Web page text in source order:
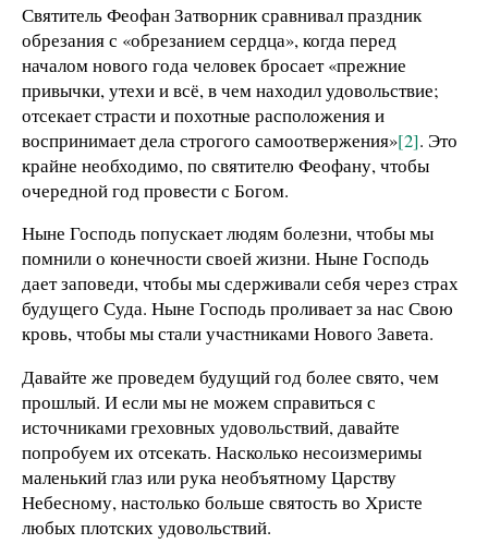
Святитель Феофан Затворник сравнивал праздник
обрезания с «обрезанием сердца», когда перед
началом нового года человек бросает «прежние
привычки, утехи и всё, в чем находил удовольствие;
отсекает страсти и похотные расположения и
воспринимает дела строгого самоотвержения»[2]. Это
крайне необходимо, по святителю Феофану, чтобы
очередной год провести с Богом.
Ныне Господь попускает людям болезни, чтобы мы
помнили о конечности своей жизни. Ныне Господь
дает заповеди, чтобы мы сдерживали себя через страх
будущего Суда. Ныне Господь проливает за нас Свою
кровь, чтобы мы стали участниками Нового Завета.
Давайте же проведем будущий год более свято, чем
прошлый. И если мы не можем справиться с
источниками греховных удовольствий, давайте
попробуем их отсекать. Насколько несоизмеримы
маленький глаз или рука необъятному Царству
Небесному, настолько больше святость во Христе
любых плотских удовольствий.